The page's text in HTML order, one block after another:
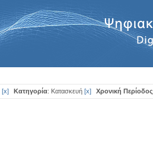
[x] Κατηγορία: Κατασκευή [x] Χρονική Περίοδος